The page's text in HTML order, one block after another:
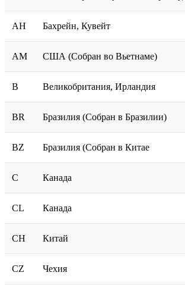
AH Бахрейн, Кувейт
AM США (Собран во Вьетнаме)
B Великобритания, Ирландия
BR Бразилия (Собран в Бразилии)
BZ Бразилия (Собран в Китае
C Канада
CL Канада
CH Китай
CZ Чехия